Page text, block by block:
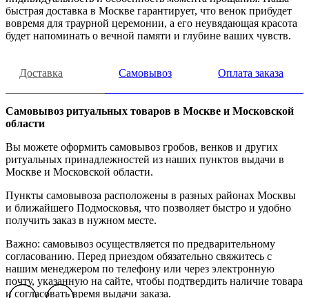
быстрая доставка в Москве гарантирует, что венок прибудет
вовремя для траурной церемонии, а его неувядающая красота
будет напоминать о вечной памяти и глубине ваших чувств.
Доставка Самовывоз Оплата заказа
Самовывоз ритуальных товаров в Москве и Московской
области
Вы можете оформить самовывоз гробов, венков и других
ритуальных принадлежностей из наших пунктов выдачи в
Москве и Московской области.
Пункты самовывоза расположены в разных районах Москвы
и ближайшего Подмосковья, что позволяет быстро и удобно
получить заказ в нужном месте.
Важно: самовывоз осуществляется по предварительному
согласованию. Перед приездом обязательно свяжитесь с
нашим менеджером по телефону или через электронную
почту, указанную на сайте, чтобы подтвердить наличие товара
и согласовать время выдачи заказа.